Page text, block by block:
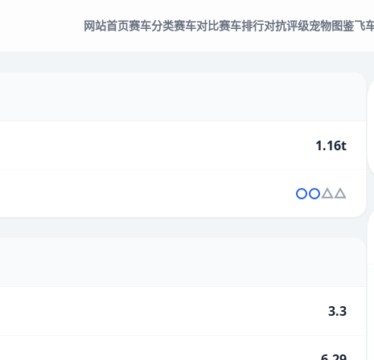
网站首页赛车分类赛车对比赛车排行对抗评级宠物图鉴飞
1.16t
3.3